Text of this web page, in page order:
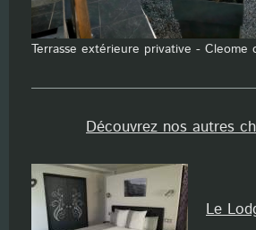
Terrasse extérieure privative - Cleome
Découvrez nos autres
Le